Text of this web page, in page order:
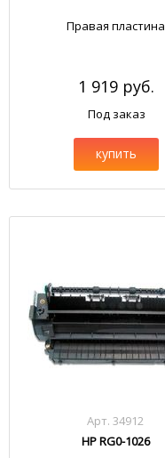
Правая пластина
1 919 руб.
Под заказ
купить
Арт. 34912
HP RG0-1026